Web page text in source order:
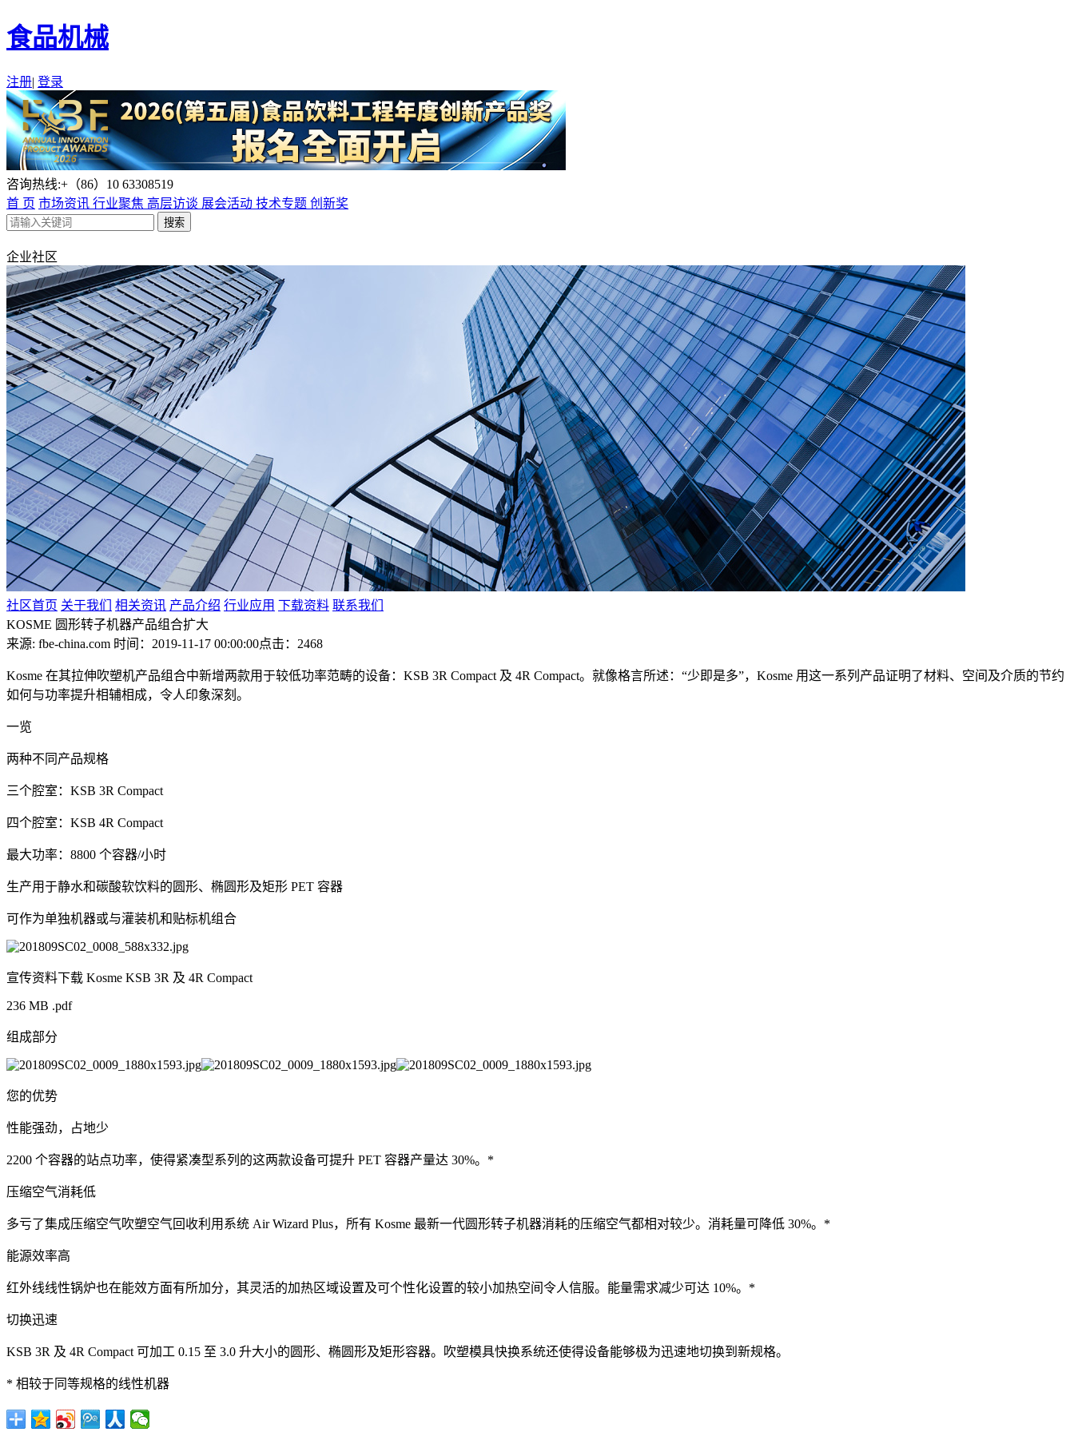
食品机械
注册| 登录
咨询热线:+（86）10 63308519
首 页 市场资讯 行业聚焦 高层访谈 展会活动 技术专题 创新奖
企业社区
社区首页 关于我们 相关资讯 产品介绍 行业应用 下载资料 联系我们
KOSME 圆形转子机器产品组合扩大
来源: fbe-china.com 时间：2019-11-17 00:00:00点击：2468
Kosme 在其拉伸吹塑机产品组合中新增两款用于较低功率范畴的设备：KSB 3R Compact 及 4R Compact。就像格言所述：“少即是多”，Kosme 用这一系列产品证明了材料、空间及介质的节约
如何与功率提升相辅相成，令人印象深刻。
一览
两种不同产品规格
三个腔室：KSB 3R Compact
四个腔室：KSB 4R Compact
最大功率：8800 个容器/小时
生产用于静水和碳酸软饮料的圆形、椭圆形及矩形 PET 容器
可作为单独机器或与灌装机和贴标机组合
宣传资料下载 Kosme KSB 3R 及 4R Compact
236 MB .pdf
组成部分
您的优势
性能强劲，占地少
2200 个容器的站点功率，使得紧凑型系列的这两款设备可提升 PET 容器产量达 30%。*
压缩空气消耗低
多亏了集成压缩空气吹塑空气回收利用系统 Air Wizard Plus，所有 Kosme 最新一代圆形转子机器消耗的压缩空气都相对较少。消耗量可降低 30%。*
能源效率高
红外线线性锅炉也在能效方面有所加分，其灵活的加热区域设置及可个性化设置的较小加热空间令人信服。能量需求减少可达 10%。*
切换迅速
KSB 3R 及 4R Compact 可加工 0.15 至 3.0 升大小的圆形、椭圆形及矩形容器。吹塑模具快换系统还使得设备能够极为迅速地切换到新规格。
* 相较于同等规格的线性机器